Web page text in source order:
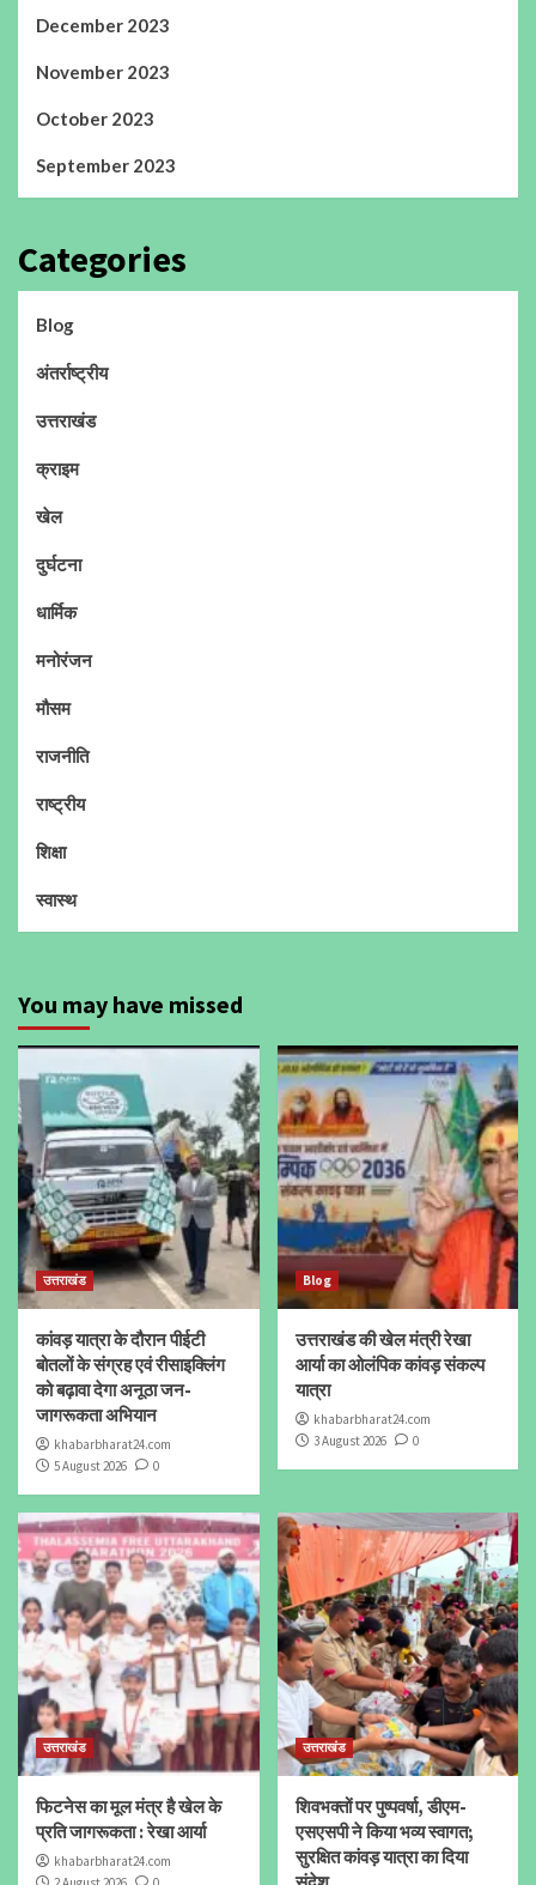
December 2023
November 2023
October 2023
September 2023
Categories
Blog
अंतर्राष्ट्रीय
उत्तराखंड
क्राइम
खेल
दुर्घटना
धार्मिक
मनोरंजन
मौसम
राजनीति
राष्ट्रीय
शिक्षा
स्वास्थ
You may have missed
उत्तराखंड
कांवड़ यात्रा के दौरान पीईटी
बोतलों के संग्रह एवं रीसाइक्लिंग
को बढ़ावा देगा अनूठा जन-
जागरूकता अभियान
khabarbharat24.com
5 August 2026
0
Blog
उत्तराखंड की खेल मंत्री रेखा
आर्या का ओलंपिक कांवड़ संकल्प
यात्रा
khabarbharat24.com
3 August 2026
0
उत्तराखंड
फिटनेस का मूल मंत्र है खेल के
प्रति जागरूकता : रेखा आर्या
khabarbharat24.com
उत्तराखंड
शिवभक्तों पर पुष्पवर्षा, डीएम-
एसएसपी ने किया भव्य स्वागत;
सुरक्षित कांवड़ यात्रा का दिया